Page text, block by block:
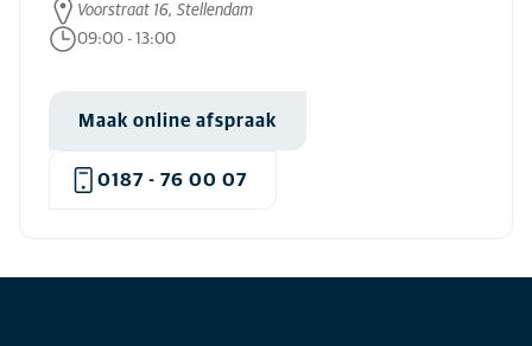
Voorstraat 16, Stellendam
09:00 - 13:00
Maak online afspraak
0187 - 76 00 07